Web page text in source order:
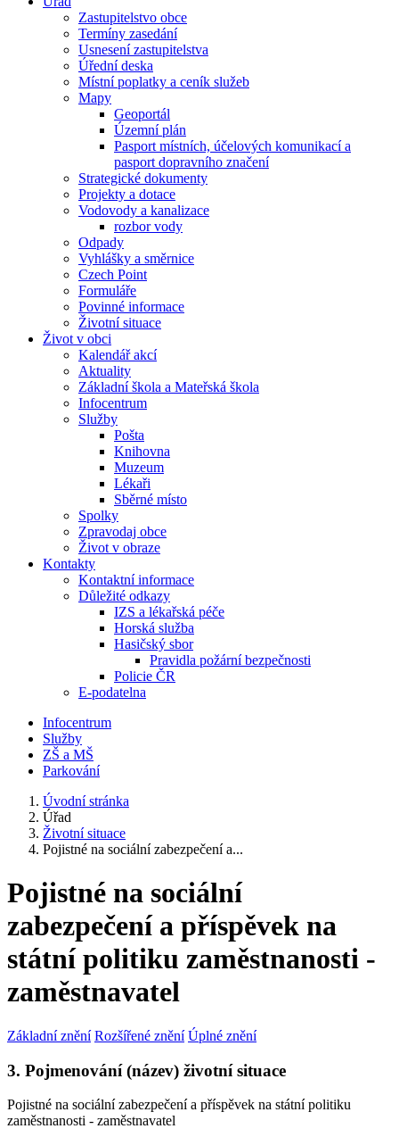
Zastupitelstvo obce
Termíny zasedání
Usnesení zastupitelstva
Úřední deska
Místní poplatky a ceník služeb
Mapy
Geoportál
Územní plán
Pasport místních, účelových komunikací a
pasport dopravního značení
Strategické dokumenty
Projekty a dotace
Vodovody a kanalizace
rozbor vody
Odpady
Vyhlášky a směrnice
Czech Point
Formuláře
Povinné informace
Životní situace
Život v obci
Kalendář akcí
Aktuality
Základní škola a Mateřská škola
Infocentrum
Služby
Pošta
Knihovna
Muzeum
Lékaři
Sběrné místo
Spolky
Zpravodaj obce
Život v obraze
Kontakty
Kontaktní informace
Důležité odkazy
IZS a lékařská péče
Horská služba
Hasičský sbor
Pravidla požární bezpečnosti
Policie ČR
E-podatelna
Infocentrum
Služby
ZŠ a MŠ
Parkování
Úvodní stránka
Úřad
Životní situace
Pojistné na sociální zabezpečení a...
Pojistné na sociální
zabezpečení a příspěvek na
státní politiku zaměstnanosti -
zaměstnavatel
Základní znění Rozšířené znění Úplné znění
3. Pojmenování (název) životní situace
Pojistné na sociální zabezpečení a příspěvek na státní politiku
zaměstnanosti - zaměstnavatel